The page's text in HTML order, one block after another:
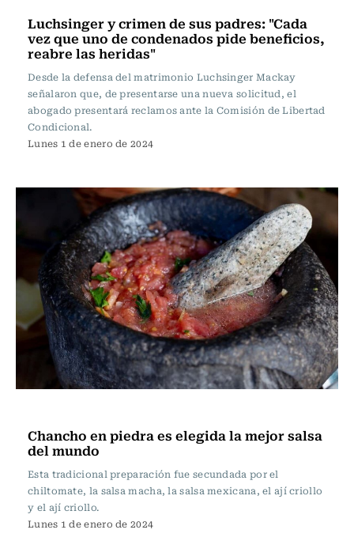
Luchsinger y crimen de sus padres: "Cada
vez que uno de condenados pide beneficios,
reabre las heridas"
Desde la defensa del matrimonio Luchsinger Mackay
señalaron que, de presentarse una nueva solicitud, el
abogado presentará reclamos ante la Comisión de Libertad
Condicional.
Lunes 1 de enero de 2024
Chancho en piedra es elegida la mejor salsa
del mundo
Esta tradicional preparación fue secundada por el
chiltomate, la salsa macha, la salsa mexicana, el ají criollo
y el ají criollo.
Lunes 1 de enero de 2024